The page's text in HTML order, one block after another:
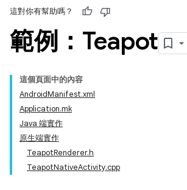
這對你有幫助嗎？
範例：Teapot
這個頁面中的內容
AndroidManifest.xml
Application.mk
Java 端實作
原生端實作
TeapotRenderer.h
TeapotNativeActivity.cpp